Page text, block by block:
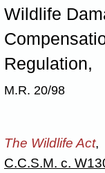
Wildlife
Regulation,
M.R. 20/98
The Wildlife Act,
C.C.S.M. c.